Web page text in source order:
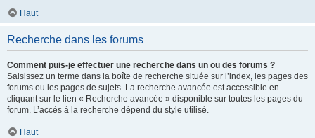
Haut
Recherche dans les forums
Comment puis-je effectuer une recherche dans un ou des forums ?
Saisissez un terme dans la boîte de recherche située sur l’index, les pages des
forums ou les pages de sujets. La recherche avancée est accessible en
cliquant sur le lien « Recherche avancée » disponible sur toutes les pages du
forum. L’accès à la recherche dépend du style utilisé.
Haut